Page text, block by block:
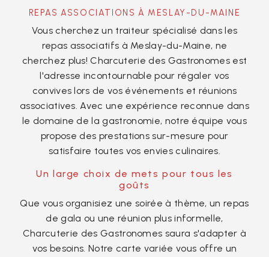
REPAS ASSOCIATIONS À MESLAY-DU-MAINE
Vous cherchez un traiteur spécialisé dans les
repas associatifs à Meslay-du-Maine, ne
cherchez plus! Charcuterie des Gastronomes est
l'adresse incontournable pour régaler vos
convives lors de vos événements et réunions
associatives. Avec une expérience reconnue dans
le domaine de la gastronomie, notre équipe vous
propose des prestations sur-mesure pour
satisfaire toutes vos envies culinaires.
Un large choix de mets pour tous les
goûts
Que vous organisiez une soirée à thème, un repas
de gala ou une réunion plus informelle,
Charcuterie des Gastronomes saura s'adapter à
vos besoins. Notre carte variée vous offre un